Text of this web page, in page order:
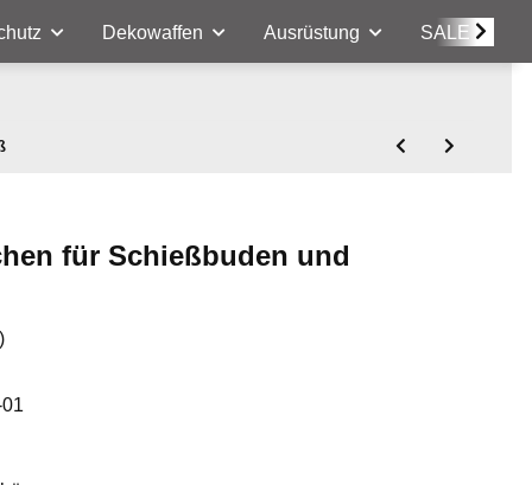
Dekowaffen Ausrüstung SALE
für Schießbuden und